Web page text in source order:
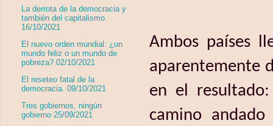
Ambos países
aparentemente
en el
camino
La derrota de la democracia y
también del capitalismo
16/10/2021
El nuevo orden mundial: ¿un
mundo feliz o un mundo de
pobreza? 02/10/2021
El reseteo fatal de la
democracia. 09/10/2021
Tres gobiernos, ningún
gobierno 25/09/2021